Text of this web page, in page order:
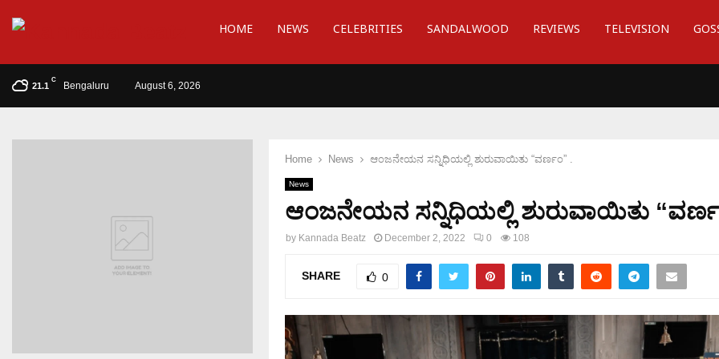
HOME NEWS CELEBRITIES SANDALWOOD REVIEWS TELEVISION
21.1
C
Bengaluru August 6, 2026
Home News ಆಂಜನೇಯನ ಸನ್ನಿಧಿಯಲ್ಲಿ ಶುರುವಾಯಿತು “ವರ್ಣಂ” .
News
ಆಂಜನೇಯನ ಸನ್ನಿಧಿಯಲ್ಲಿ ಶುರುವಾಯಿತು
by Kannada Beatz December 2, 2022 0 108
SHARE 0